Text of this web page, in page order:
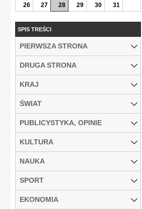
26
27 28 29 30 31
SPIS TREŚCI
PIERWSZA STRONA
DRUGA STRONA
KRAJ
ŚWIAT
PUBLICYSTYKA, OPINIE
KULTURA
NAUKA
SPORT
EKONOMIA